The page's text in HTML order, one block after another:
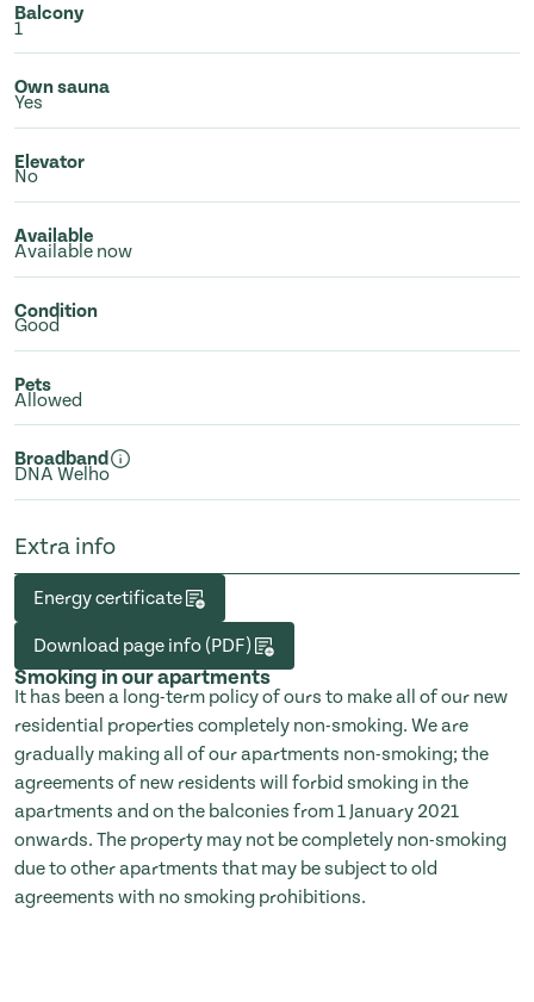
Balcony
1
Own sauna
Yes
Elevator
No
Available
Available now
Condition
Good
Pets
Allowed
Broadband
DNA Welho
Extra info
Energy certificate
Download page info (PDF)
Smoking in our apartments
It has been a long-term policy of ours to make all of our new
residential properties completely non-smoking. We are
gradually making all of our apartments non-smoking; the
agreements of new residents will forbid smoking in the
apartments and on the balconies from 1 January 2021
onwards. The property may not be completely non-smoking
due to other apartments that may be subject to old
agreements with no smoking prohibitions.